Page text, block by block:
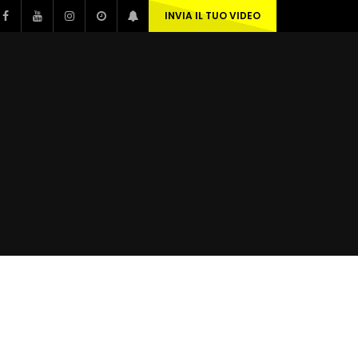
INVIA IL TUO VIDEO